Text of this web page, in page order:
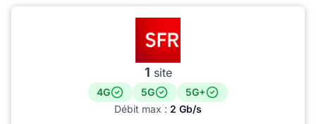
1 site
4G 5G
5G+
Débit max : 2 Gb/s